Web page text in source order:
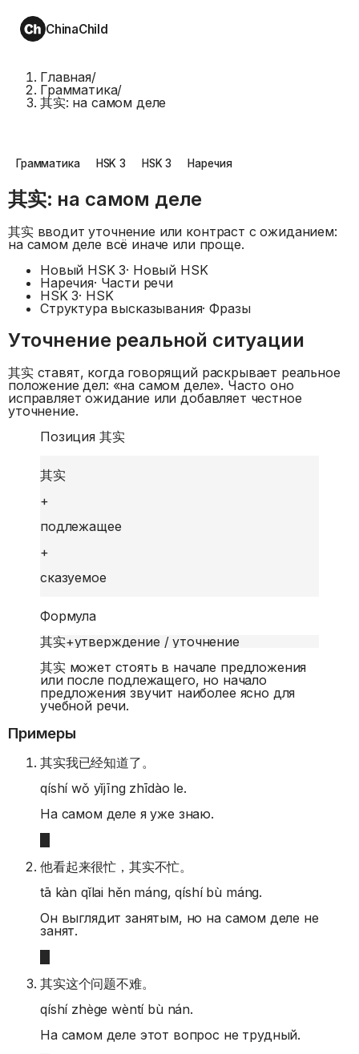
ChinaChild
Главная/
Грамматика/
其实: на самом деле
Грамматика HSK 3 HSK 3 Наречия
其实: на самом деле
其实 вводит уточнение или контраст с ожиданием:
на самом деле всё иначе или проще.
Новый HSK 3· Новый HSK
Наречия· Части речи
HSK 3· HSK
Структура высказывания·Фразы
Уточнение реальной ситуации
其实 ставят, когда говорящий раскрывает реальное
положение дел: «на самом деле». Часто оно
исправляет ожидание или добавляет честное
уточнение.
Позиция 其实
其实
+
подлежащее
+
сказуемое
Формула
其实+утверждение / уточнение
其实 может стоять в начале предложения
или после подлежащего, но начало
предложения звучит наиболее ясно для
учебной речи.
Примеры
其实我已经知道了。
qíshí wǒ yǐjīng zhīdào le.
На самом деле я уже знаю.
他看起来很忙，其实不忙。
tā kàn qǐlai hěn máng, qíshí bù máng.
Он выглядит занятым, но на самом деле не
занят.
其实这个问题不难。
qíshí zhège wèntí bù nán.
На самом деле этот вопрос не трудный.